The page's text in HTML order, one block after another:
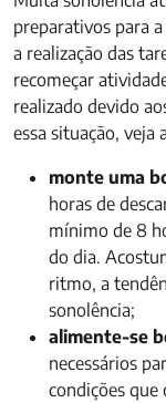
preparativos para
a realização das
recomeçar
realizado devido
essa situação, veja
monte uma
horas de
mínimo de 8
do dia.
ritmo, a
sonolência;
alimente-se
necessários
condições que